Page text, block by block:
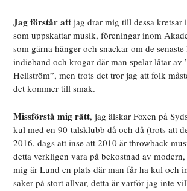
Jag förstår att jag drar mig till dessa kretsar
som uppskattar musik, föreningar inom
som gärna hänger och snackar om de senaste
indieband och krogar där man spelar låtar av
Hellström”, men trots det tror jag att folk
det kommer till smak.
Missförstå mig rätt, jag älskar Foxen på
kul med en 90-talsklubb då och då (trots att
2016, dags att inse att 2010 är throwback-
detta verkligen vara på bekostnad av
mig är Lund en plats där man får ha kul och
saker på stort allvar, detta är varför jag inte